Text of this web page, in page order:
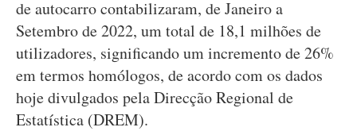
de autocarro contabilizaram, de Janeiro a
Setembro de 2022, um total de 18,1 milhões de
utilizadores, significando um incremento de 26%
em termos homólogos, de acordo com os dados
hoje divulgados pela Direcção Regional de
Estatística (DREM).